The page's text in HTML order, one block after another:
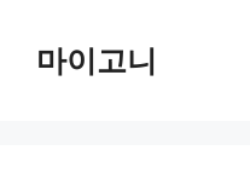
마이고니